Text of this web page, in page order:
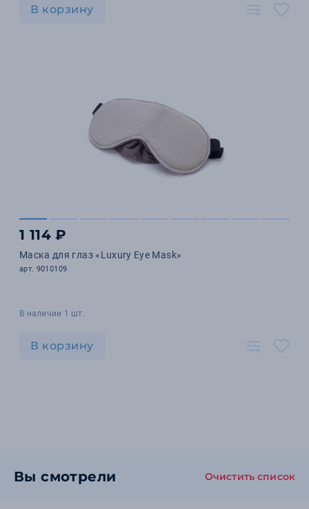
В корзину
1 114 ₽
Маска для глаз «Luxury Eye Mask»
арт. 9010109
В наличии 1 шт.
В корзину
Вы смотрели Очистить список